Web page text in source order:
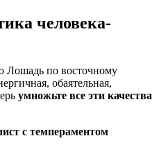
человека-
Лошадь по восточному
обаятельная,
умножьте все эти качества
с темпераментом